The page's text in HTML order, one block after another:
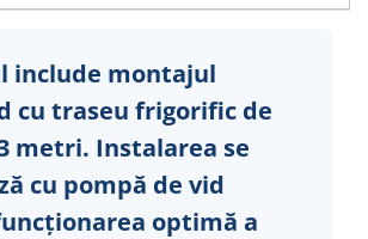
include montajul
cu traseu frigorific de
metri. Instalarea se
cu pompă de vid
optimă a